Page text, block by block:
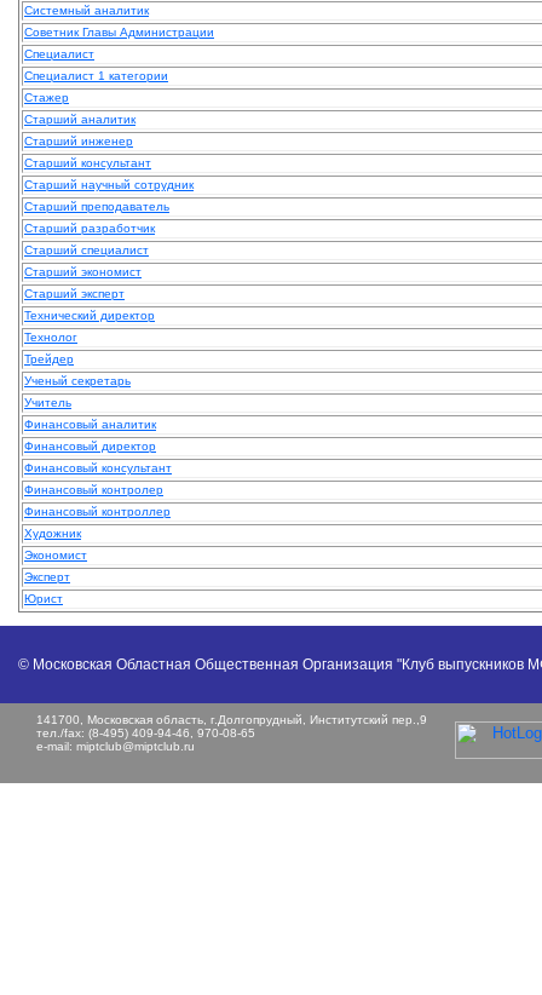
Системный аналитик
Советник Главы Администрации
Специалист
Специалист 1 категории
Стажер
Старший аналитик
Старший инженер
Старший консультант
Старший научный сотрудник
Старший преподаватель
Старший разработчик
Старший специалист
Старший экономист
Старший эксперт
Технический директор
Технолог
Трейдер
Ученый секретарь
Учитель
Финансовый аналитик
Финансовый директор
Финансовый консультант
Финансовый контролер
Финансовый контроллер
Художник
Экономист
Эксперт
Юрист
© Московская Областная Общественная Организация "Клуб выпускников
141700, Московская область, г.Долгопрудный, Институтский пер.,9
тел./fax: (8-495) 409-94-46, 970-08-65
e-mail: miptclub@miptclub.ru